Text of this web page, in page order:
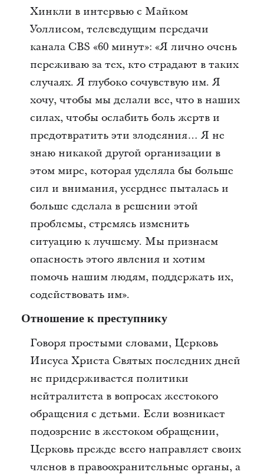
Хинкли в интервью с Майком
Уоллисом, телеведущим передачи
канала CBS «60 минут»: «Я лично очень
переживаю за тех, кто страдают в таких
случаях. Я глубоко сочувствую им. Я
хочу, чтобы мы делали все, что в наших
силах, чтобы ослабить боль жертв и
предотвратить эти злодеяния… Я не
знаю никакой другой организации в
этом мире, которая уделяла бы больше
сил и внимания, усерднее пыталась и
больше сделала в решении этой
проблемы, стремясь изменить
ситуацию к лучшему. Мы признаем
опасность этого явления и хотим
помочь нашим людям, поддержать их,
содействовать им».
Отношение к преступнику
Говоря простыми словами, Церковь
Иисуса Христа Святых последних дней
не придерживается политики
нейтралитета в вопросах жестокого
обращения с детьми. Если возникает
подозрение в жестоком обращении,
Церковь прежде всего направляет своих
членов в правоохранительные органы, а